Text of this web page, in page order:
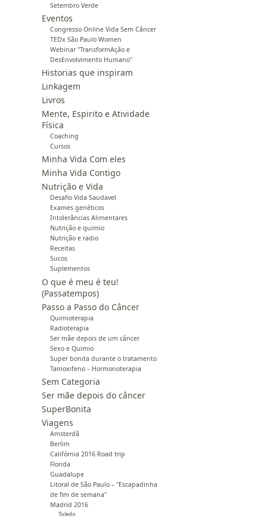
Setembro Verde
Eventos
Congresso Online Vida Sem Câncer
TEDx São Paulo Women
Webinar "TransformAção e
DesEnvolvimento Humano"
Historias que inspiram
Linkagem
Livros
Mente, Espirito e Atividade
Física
Coaching
Cursos
Minha Vida Com eles
Minha Vida Contigo
Nutrição e Vida
Desafio Vida Saudavel
Exames genéticos
Intolerâncias Alimentares
Nutrição e quimio
Nutrição e radio
Receitas
Sucos
Suplementos
O que é meu é teu!
(Passatempos)
Passo a Passo do Câncer
Quimioterapia
Radioterapia
Ser mãe depois de um câncer
Sexo e Quimio
Super bonita durante o tratamento
Tamoxifeno – Hormonoterapia
Sem Categoria
Ser mãe depois do câncer
SuperBonita
Viagens
Amsterdã
Berlim
Califórnia 2016 Road trip
Florida
Guadalupe
Litoral de São Paulo – "Escapadinha
de fim de semana"
Madrid 2016
Toledo